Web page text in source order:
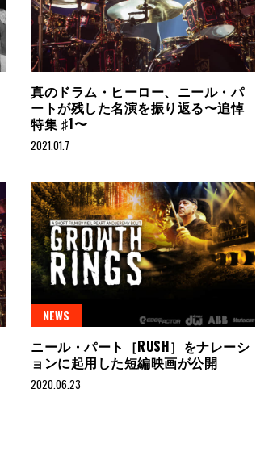
真のドラム・ヒーロー、ニール・パ
ートが残した名演を振り返る〜追悼
特集 ♯1〜
2021.01.7
NEWS
ニール・パート［RUSH］をナレーシ
ョンに起用した短編映画が公開
2020.06.23